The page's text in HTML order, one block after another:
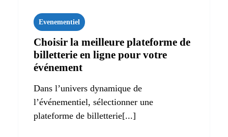
Evenementiel
Choisir la meilleure plateforme de
billetterie en ligne pour votre
événement
Dans l’univers dynamique de
l’événementiel, sélectionner une
plateforme de billetterie[...]